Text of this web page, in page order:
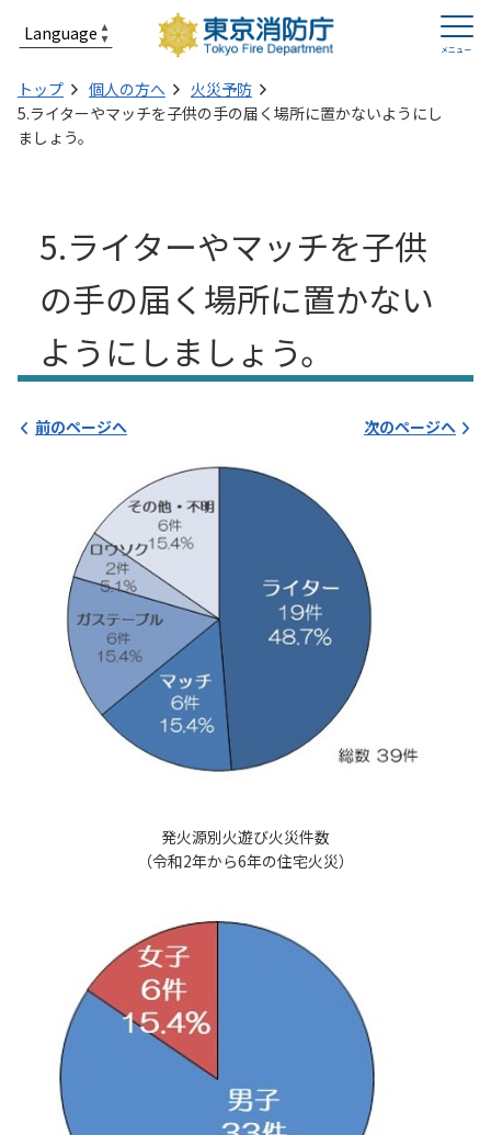
トップ 個人の方へ
火災予防
5.ライターやマッチを子供の手の届く場所に置かないようにし
ましょう。
5.ライターやマッチを子供
の手の届く場所に置かない
ようにしましょう。
前のページへ 次のページへ
発火源別火遊び火災件数
（令和2年から6年の住宅火災）